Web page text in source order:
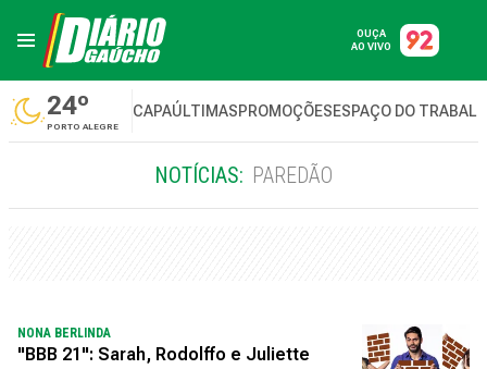
OUÇA
AO VIVO
24º
PORTO ALEGRE
CAPAÚLTIMASPROMOÇÕESESPAÇO DO
NOTÍCIAS: PAREDÃO
NONA BERLINDA
"BBB 21": Sarah, Rodolffo e Juliette